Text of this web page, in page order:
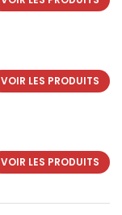
VOIR LES PRODUITS
VOIR LES PRODUITS